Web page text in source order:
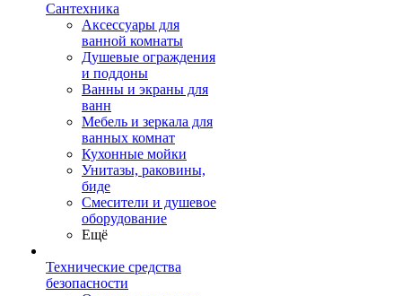
Сантехника
Аксессуары для
ванной комнаты
Душевые ограждения
и поддоны
Ванны и экраны для
ванн
Мебель и зеркала для
ванных комнат
Кухонные мойки
Унитазы, раковины,
биде
Смесители и душевое
оборудование
Ещё
Технические средства
безопасности